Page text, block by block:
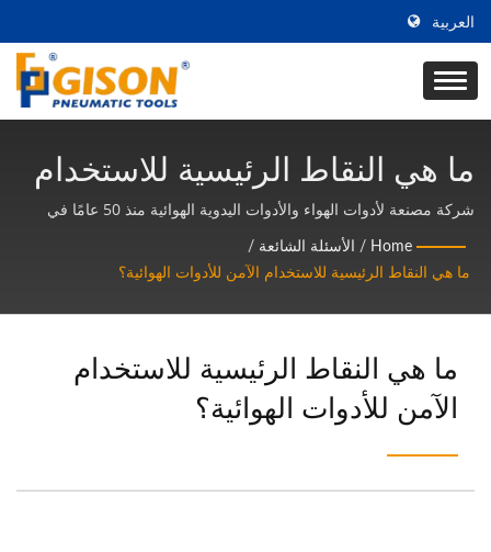
العربية
ما هي النقاط الرئيسية للاستخدام
الآمن للأدوات الهوائية؟ | مصنع
أدوات الهواء وأدوات اليد الهوائية
شركة مصنعة لأدوات الهواء والأدوات اليدوية الهوائية منذ 50 عامًا في
Home
/ الأسئلة الشائعة /
ما هي النقاط الرئيسية للاستخدام الآمن للأدوات الهوائية؟
ما هي النقاط الرئيسية للاستخدام
الآمن للأدوات الهوائية؟